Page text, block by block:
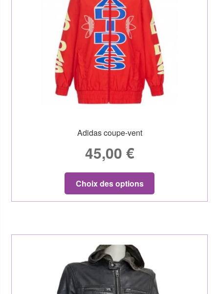
Adidas coupe-vent
45,00 €
Choix des options